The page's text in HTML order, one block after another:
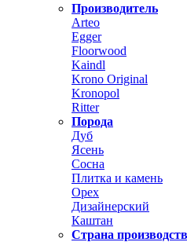
Производитель
Arteo
Egger
Floorwood
Kaindl
Krono Original
Kronopol
Ritter
Порода
Дуб
Ясень
Сосна
Плитка и камень
Орех
Дизайнерский
Каштан
Страна